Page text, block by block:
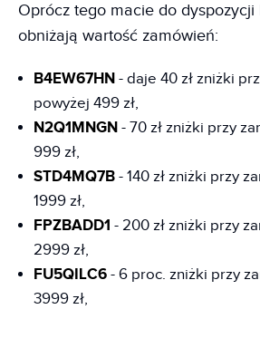
Oprócz tego macie do dyspozycji
obniżają wartość zamówień:
B4EW67HN - daje 40 zł zniżki
powyżej 499 zł,
N2Q1MNGN - 70 zł zniżki przy
999 zł,
STD4MQ7B - 140 zł zniżki przy
1999 zł,
FPZBADD1 - 200 zł zniżki przy
2999 zł,
FU5QILC6 - 6 proc. zniżki przy
3999 zł,